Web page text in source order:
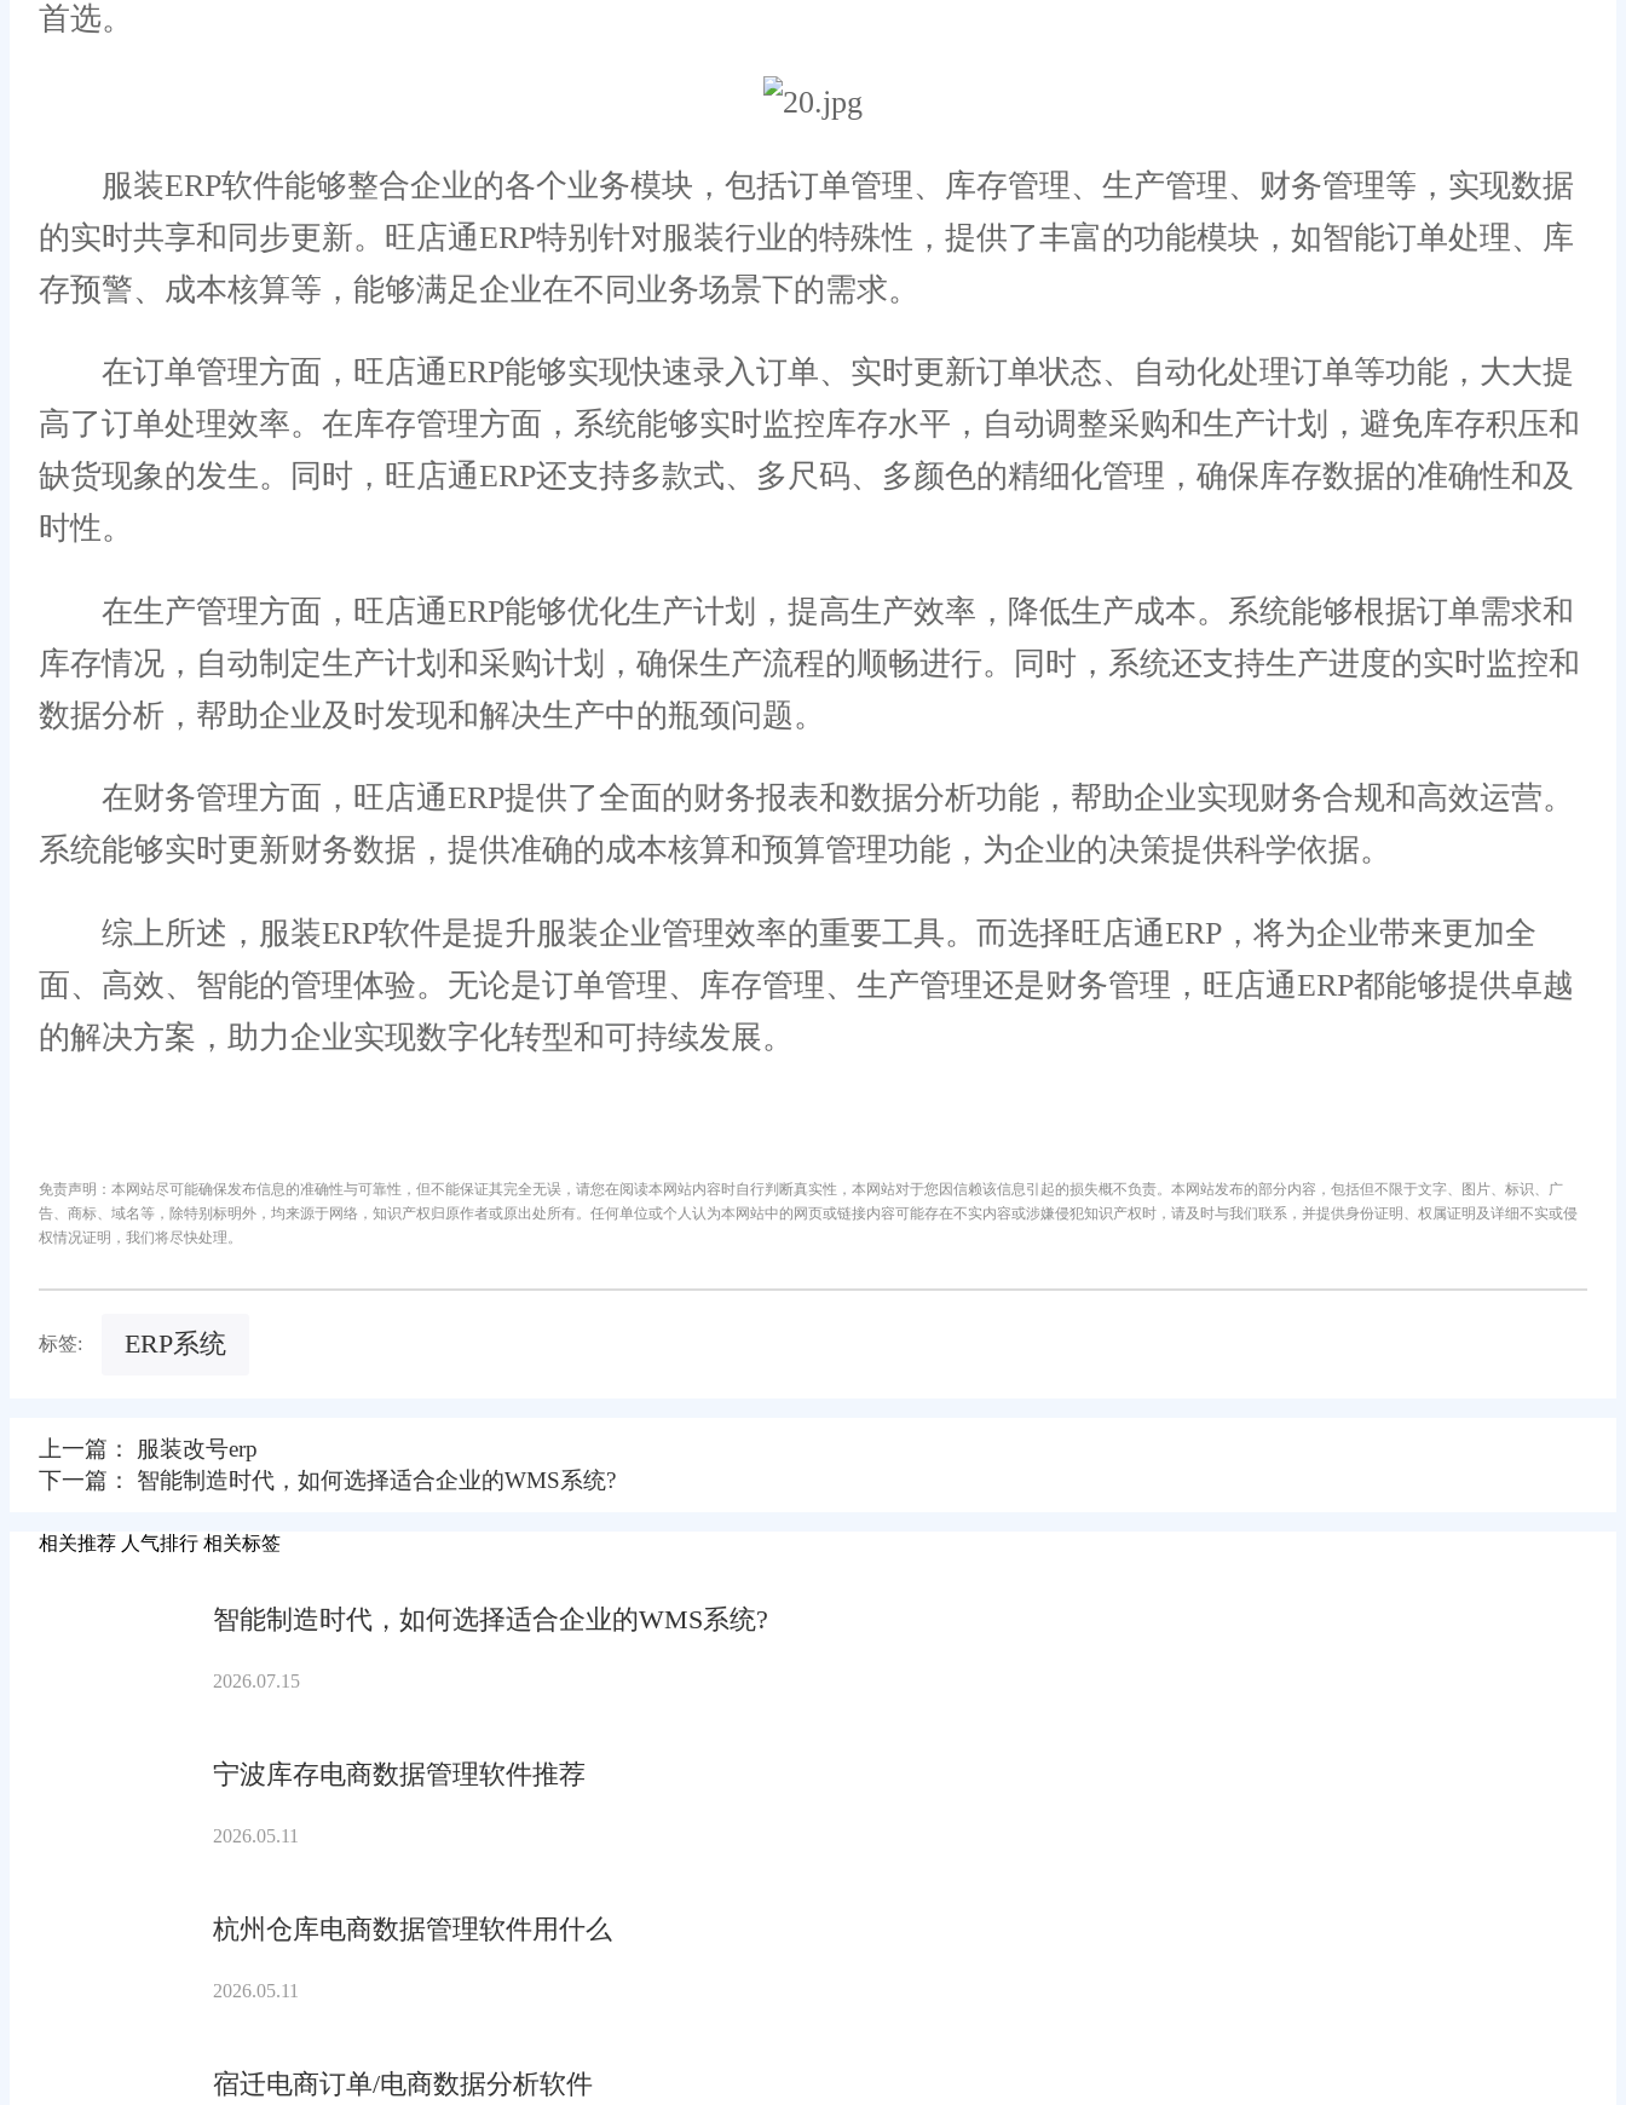
首选。
服装ERP软件能够整合企业的各个业务模块，包括订单管理、库存管理、生产管理、财务管理等，实现数据
的实时共享和同步更新。旺店通ERP特别针对服装行业的特殊性，提供了丰富的功能模块，如智能订单处理、库
存预警、成本核算等，能够满足企业在不同业务场景下的需求。
在订单管理方面，旺店通ERP能够实现快速录入订单、实时更新订单状态、自动化处理订单等功能，大大提
高了订单处理效率。在库存管理方面，系统能够实时监控库存水平，自动调整采购和生产计划，避免库存积压和
缺货现象的发生。同时，旺店通ERP还支持多款式、多尺码、多颜色的精细化管理，确保库存数据的准确性和及
时性。
在生产管理方面，旺店通ERP能够优化生产计划，提高生产效率，降低生产成本。系统能够根据订单需求和
库存情况，自动制定生产计划和采购计划，确保生产流程的顺畅进行。同时，系统还支持生产进度的实时监控和
数据分析，帮助企业及时发现和解决生产中的瓶颈问题。
在财务管理方面，旺店通ERP提供了全面的财务报表和数据分析功能，帮助企业实现财务合规和高效运营。
系统能够实时更新财务数据，提供准确的成本核算和预算管理功能，为企业的决策提供科学依据。
综上所述，服装ERP软件是提升服装企业管理效率的重要工具。而选择旺店通ERP，将为企业带来更加全
面、高效、智能的管理体验。无论是订单管理、库存管理、生产管理还是财务管理，旺店通ERP都能够提供卓越
的解决方案，助力企业实现数字化转型和可持续发展。
免责声明：本网站尽可能确保发布信息的准确性与可靠性，但不能保证其完全无误，请您在阅读本网站内容时自行判断真实性，本网站对于您因信赖该信息引起的损失概不负责。本网站发布的部分内容，包括但不限于文字、图片、标识、广
告、商标、域名等，除特别标明外，均来源于网络，知识产权归原作者或原出处所有。任何单位或个人认为本网站中的网页或链接内容可能存在不实内容或涉嫌侵犯知识产权时，请及时与我们联系，并提供身份证明、权属证明及详细不实或侵
权情况证明，我们将尽快处理。
标签: ERP系统
上一篇： 服装改号erp
下一篇： 智能制造时代，如何选择适合企业的WMS系统?
相关推荐 人气排行 相关标签
智能制造时代，如何选择适合企业的WMS系统?
2026.07.15
宁波库存电商数据管理软件推荐
2026.05.11
杭州仓库电商数据管理软件用什么
2026.05.11
宿迁电商订单/电商数据分析软件